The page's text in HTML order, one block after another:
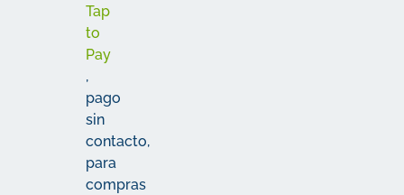
Tap
to
Pay
,
pago
sin
contacto,
para
compras